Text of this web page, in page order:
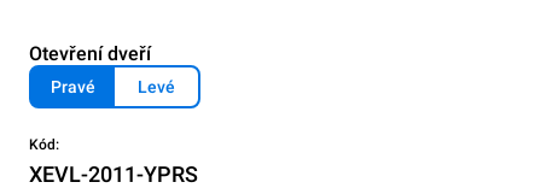
Otevření dveří
Pravé Levé
Kód:
XEVL-2011-YPRS